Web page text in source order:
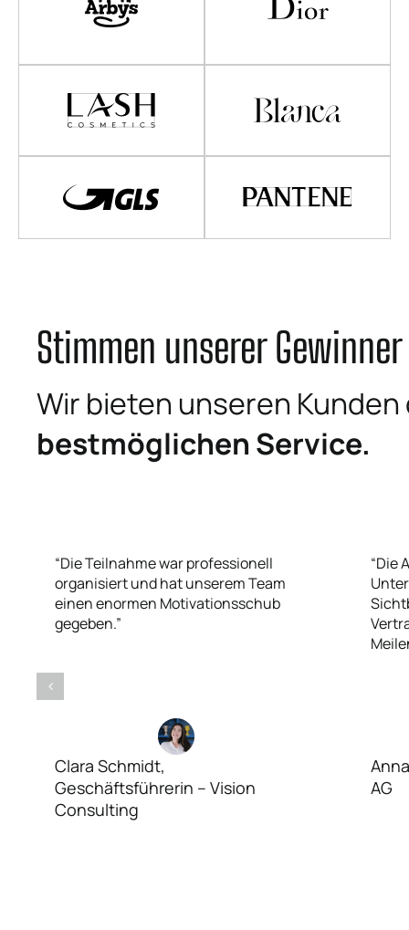
Stimmen unserer Gewinner
Wir bieten unseren Kunden
bestmöglichen Service.
“Die Teilnahme war professionell
organisiert und hat unserem Team
einen enormen Motivationsschub
gegeben.”
Clara Schmidt,
Geschäftsführerin – Vision
Consulting
“Die
AG